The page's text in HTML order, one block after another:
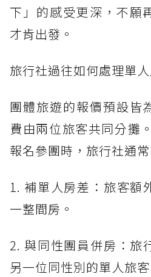
下」的感受更深，不願
才肯出發。
旅行社過往如何處理單人
團體旅遊的報價預設皆
費由兩位旅客共同分攤
報名參團時，旅行社通
1. 補單人房差：旅客額
一整間房。
2. 與同性團員併房：旅
另一位同性別的單人旅客